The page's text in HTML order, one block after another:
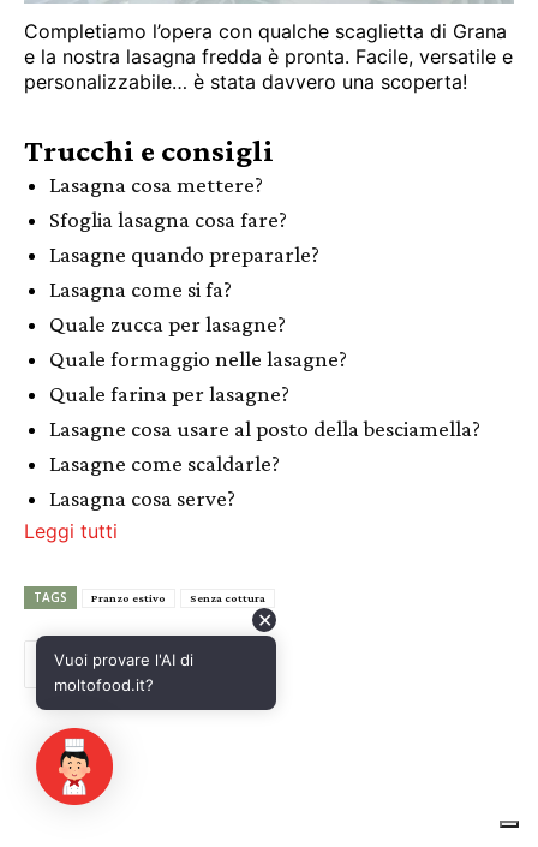
✕
Vuoi provare l'AI di
moltofood.it?